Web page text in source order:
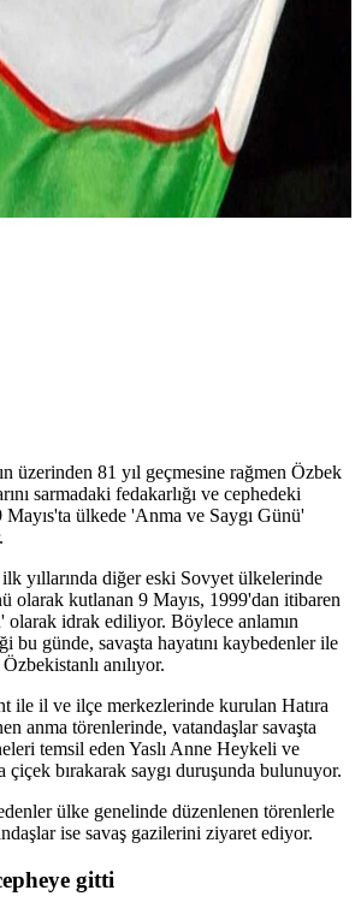
üzerinden 81 yıl geçmesine rağmen Özbek
sarmadaki fedakarlığı ve cephedeki
Mayıs'ta ülkede 'Anma ve Saygı Günü'
ilk yıllarında diğer eski Sovyet ülkelerinde
olarak kutlanan 9 Mayıs, 1999'dan itibaren
olarak idrak ediliyor. Böylece anlamın
bu günde, savaşta hayatını kaybedenler ile
anılıyor.
ile il ve ilçe merkezlerinde kurulan Hatıra
anma törenlerinde, vatandaşlar savaşta
temsil eden Yaslı Anne Heykeli ve
çiçek bırakarak saygı duruşunda bulunuyor.
ülke genelinde düzenlenen törenlerle
ise savaş gazilerini ziyaret ediyor.
gitti